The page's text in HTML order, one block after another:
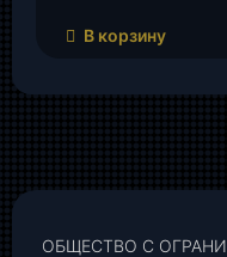
В корзину
ОБЩЕСТВО С